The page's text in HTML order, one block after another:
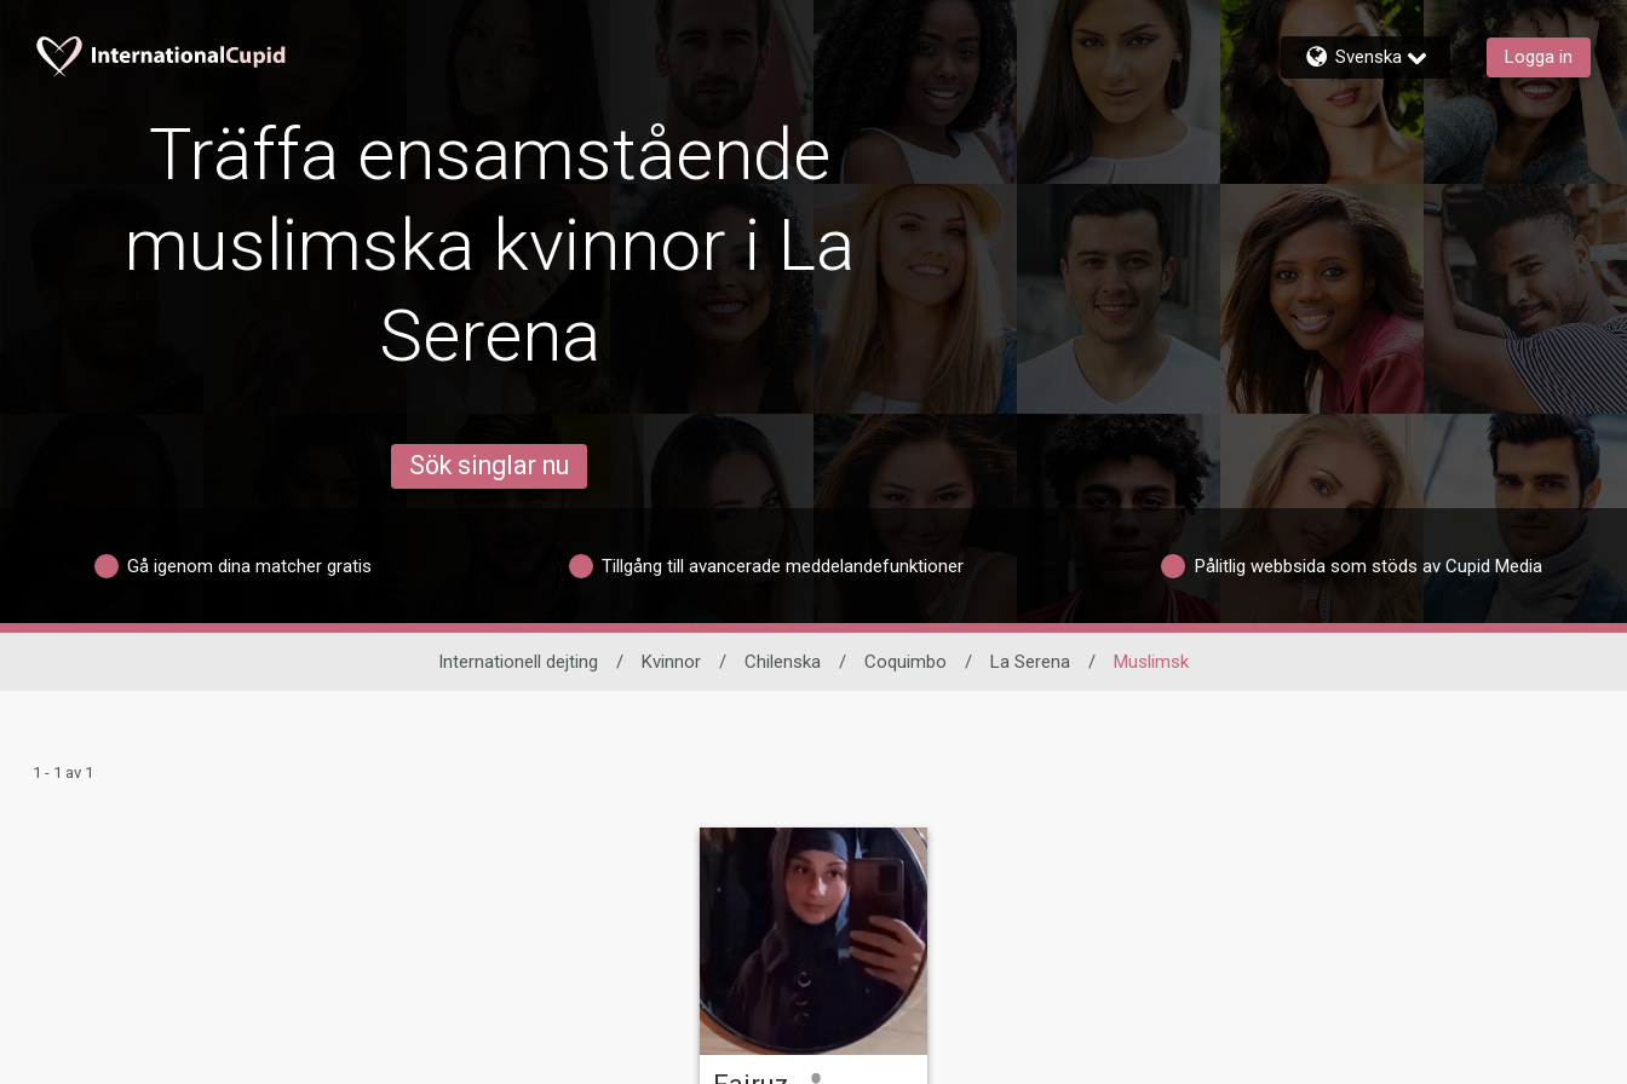
Svenska Logga in
Träffa ensamstående
muslimska kvinnor i La
Serena
Sök singlar nu
Gå igenom dina matcher gratis Tillgång till avancerade meddelandefunktioner Pålitlig webbsida som stöds av Cupid Media
Internationell dejting / Kvinnor / Chilenska / Coquimbo / La Serena / Muslimsk
1 - 1 av 1